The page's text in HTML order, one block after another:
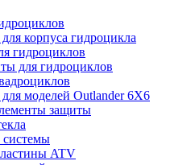
корпуса гидроцикла
гидроциклов
для гидроциклов
моделей Outlander 6X6
защиты
системы
ATV